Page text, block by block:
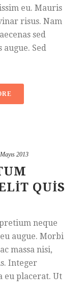
eu. Mauris
risus. Nam
sed
Sed
2013
QUIS
neque
augue. Morbi
massa nisi,
Integer
eu placerat. Ut